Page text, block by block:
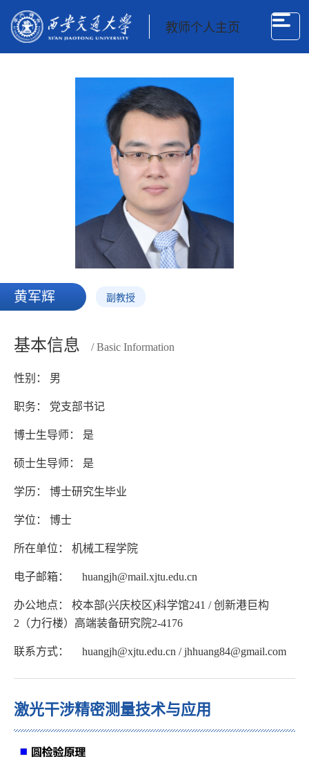
教师个人主页
黄军辉 副教授
基本信息 / Basic Information
性别： 男
职务： 党支部书记
博士生导师： 是
硕士生导师： 是
学历： 博士研究生毕业
学位： 博士
所在单位： 机械工程学院
电子邮箱： huangjh@mail.xjtu.edu.cn
办公地点： 校本部(兴庆校区)科学馆241 / 创新港巨构
2（力行楼）高端装备研究院2-4176
联系方式： huangjh@xjtu.edu.cn / jhhuang84@gmail.com
激光干涉精密测量技术与应用